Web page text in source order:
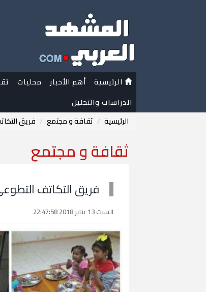
الرئيسية أهم الأخبار محليات
الدراسات والتحليل
الرئيسية
ثقافة و مجتمع فريق
ثقافة و مجتمع
فريق التكاتف
السبت 13 يناير 2018 22:47:58